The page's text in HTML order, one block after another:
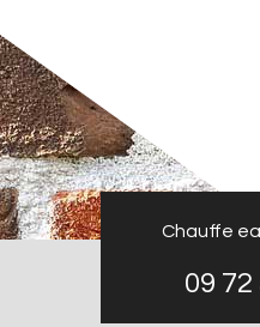
Chauffe
09 72